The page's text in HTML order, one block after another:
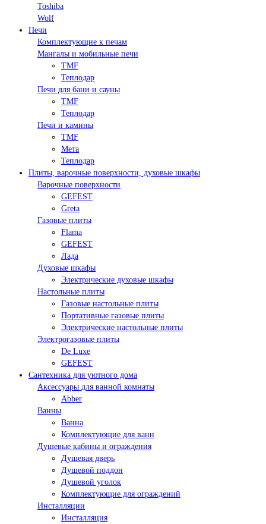
Toshiba
Wolf
Печи
Комплектующие к печам
Мангалы и мобильные печи
TMF
Теплодар
Печи для бани и сауны
TMF
Теплодар
Печи и камины
TMF
Мета
Теплодар
Плиты, варочные поверхности, духовые шкафы
Варочные поверхности
GEFEST
Greta
Газовые плиты
Flama
GEFEST
Лада
Духовые шкафы
Электрические духовые шкафы
Настольные плиты
Газовые настольные плиты
Портативные газовые плиты
Электрические настольные плиты
Электрогазовые плиты
De Luxe
GEFEST
Сантехника для уютного дома
Аксессуары для ванной комнаты
Abber
Ванны
Ванна
Комплектующие для ванн
Душевые кабины и ограждения
Душевая дверь
Душевой поддон
Душевой уголок
Комплектующие для ограждений
Инсталляции
Инсталляция